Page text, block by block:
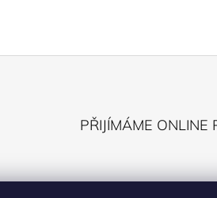
PŘIJÍMÁME ONLINE